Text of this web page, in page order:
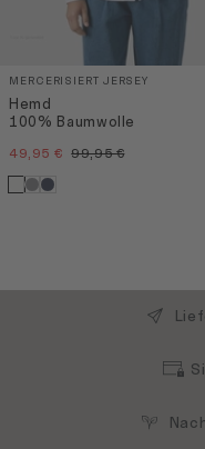
MERCERISIERT JERSEY
Hemd
100% Baumwolle
49,95 € 99,95 €